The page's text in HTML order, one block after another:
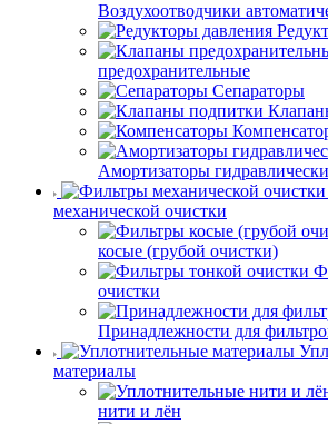
Воздухоотводчики
предохранительные
Сепараторы
Амортизаторы
механической очистки
косые (грубой очистки)
очистки
Принадлежности для
материалы
нити и лён